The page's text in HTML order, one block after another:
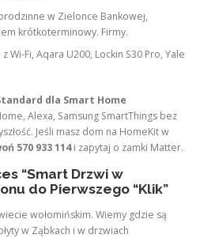
w Zielonce Bankowej,
krótkoterminowy. Firmy.
Wi-Fi, Aqara U200, Lockin S30 Pro, Yale
dla Smart Home
Alexa, Samsung SmartThings bez
Jeśli masz dom na HomeKit w
570 933 114i zapytaj o zamki Matter.
“Smart Drzwi w
do Pierwszego “Klik”
wołomińskim. Wiemy gdzie są
w Ząbkach i w drzwiach